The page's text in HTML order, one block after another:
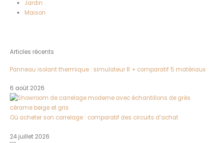
Jardin
Maison
Articles récents
Panneau isolant thermique : simulateur R + comparatif 5 matériaux
6 août 2026
Où acheter son carrelage : comparatif des circuits d’achat
24 juillet 2026